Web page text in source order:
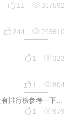
 11 337592
 244 293610
 1 323
 1 804
有人知道外贸英语口语培训机构哪家好吗？有没有排行榜参考一下？最好说下费用
 1 979